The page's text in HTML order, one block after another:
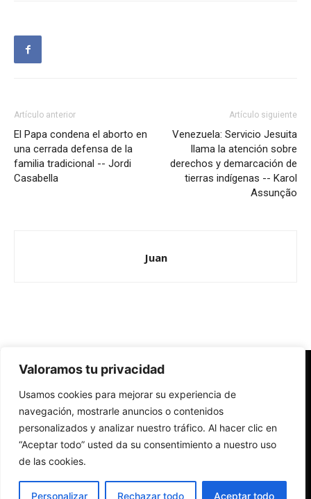
Valoramos tu privacidad
Usamos cookies para mejorar su experiencia de
navegación, mostrarle anuncios o contenidos
personalizados y analizar nuestro tráfico. Al hacer clic en
“Aceptar todo” usted da su consentimiento a nuestro uso
de las cookies.
Personalizar Rechazar todo Aceptar todo
Artículo anterior
El Papa condena el aborto en
una cerrada defensa de la
familia tradicional -- Jordi
Casabella
Artículo siguiente
Venezuela: Servicio Jesuita
llama la atención sobre
derechos y demarcación de
tierras indígenas -- Karol
Assunção
Juan
Redes Cristianas
Una mirada alternativa sobre la Iglesia católica y la sociedad
- Colectivos de Redes Cristianas